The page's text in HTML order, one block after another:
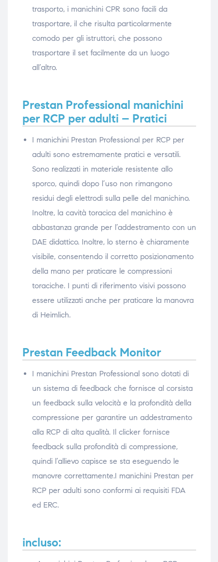
trasporto, i manichini CPR sono facili da
trasportare, il che risulta particolarmente
comodo per gli istruttori, che possono
trasportare il set facilmente da un luogo
all’altro.
Prestan Professional manichini
per RCP per adulti – Pratici
I manichini Prestan Professional per RCP per
adulti sono estremamente pratici e versatili.
Sono realizzati in materiale resistente allo
sporco, quindi dopo l’uso non rimangono
residui degli elettrodi sulla pelle del manichino.
Inoltre, la cavità toracica del manichino è
abbastanza grande per l’addestramento con un
DAE didattico. Inoltre, lo sterno è chiaramente
visibile, consentendo il corretto posizionamento
della mano per praticare le compressioni
toraciche. I punti di riferimento visivi possono
essere utilizzati anche per praticare la manovra
di Heimlich.
Prestan Feedback Monitor
I manichini Prestan Professional sono dotati di
un sistema di feedback che fornisce al corsista
un feedback sulla velocità e la profondità della
compressione per garantire un addestramento
alla RCP di alta qualità. Il clicker fornisce
feedback sulla profondità di compressione,
quindi l’allievo capisce se sta eseguendo le
manovre correttamente.I manichini Prestan per
RCP per adulti sono conformi ai requisiti FDA
ed ERC.
incluso: